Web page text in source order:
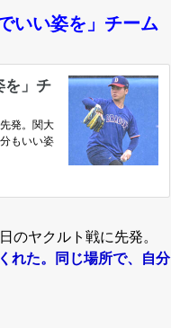
いい姿を」チーム
のヤクルト戦に先発。
れた。同じ場所で、自分